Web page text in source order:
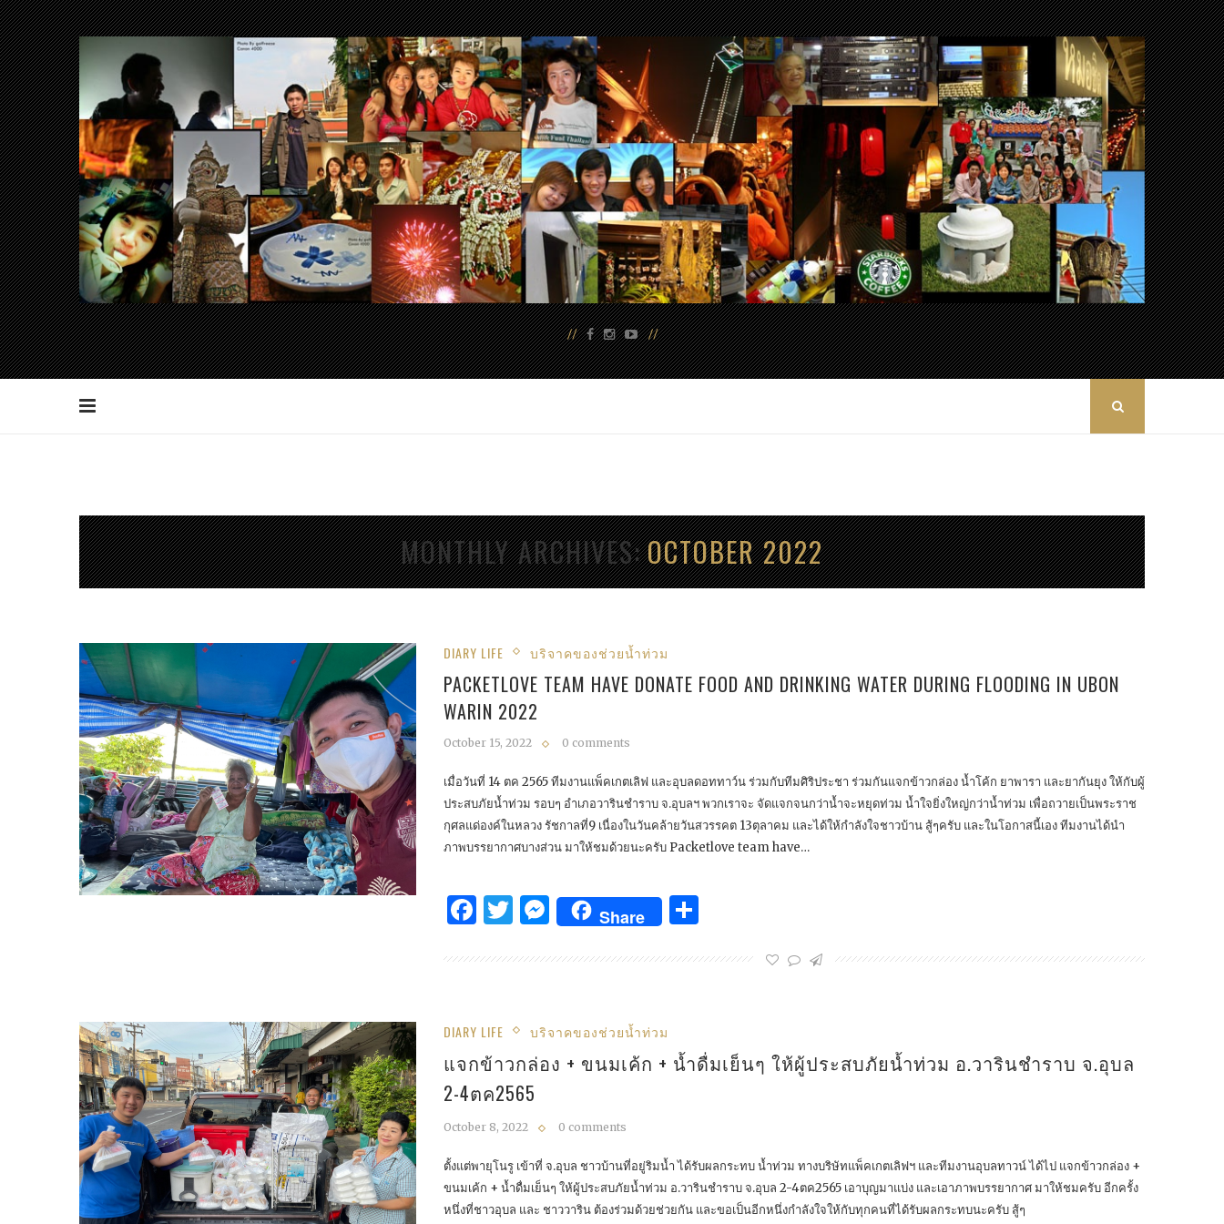
MONTHLY ARCHIVES OCTOBER 2022
DIARY LIFE บริจาคของช่วยน้ำท่วม
PACKETLOVE TEAM HAVE DONATE FOOD AND DRINKING WATER DURING FLOODING IN UBON
WARIN 2022
October 15, 2022 0 comments
เมื่อวันที่ 14 ตค 2565 ทีมงานแพ็คเกตเลิฟ และอุบลดอททาว์น ร่วมกับทีมศิริประชา ร่วมกันแจกข้าวกล่อง น้ำโค้ก ยาพารา และยากันยุง ให้กับผู้
ประสบภัยน้ำท่วม รอบๆ อำเภอวารินชำราบ จ.อุบลฯ พวกเราจะ จัดแจกจนกว่าน้ำจะหยุดท่วม น้ำใจยิ่งใหญ่กว่าน้ำท่วม เพื่อถวายเป็นพระราช
กุศลแด่องค์ในหลวง รัชกาลที่9 เนื่องในวันคล้ายวันสวรรคต 13ตุลาคม และได้ให้กำลังใจชาวบ้าน สู้ๆครับ และในโอกาสนี้เอง ทีมงานได้นำ
ภาพบรรยากาศบางส่วน มาให้ชมด้วยนะครับ Packetlove team have…
Facebook
Twitter
Messenger
Share
DIARY LIFE บริจาคของช่วยน้ำท่วม
แจกข้าวกล่อง + ขนมเค้ก + น้ำดื่มเย็นๆ ให้ผู้ประสบภัยน้ำท่วม อ.วารินชำราบ จ.อุบล
2-4ตค2565
October 8, 2022 0 comments
ตั้งแต่พายุโนรู เข้าที่ จ.อุบล ชาวบ้านที่อยู่ริมน้ำ ได้รับผลกระทบ น้ำท่วม ทางบริษัทแพ็คเกตเลิฟฯ และทีมงานอุบลทาวน์ ได้ไป แจกข้าวกล่อง +
ขนมเค้ก + น้ำดื่มเย็นๆ ให้ผู้ประสบภัยน้ำท่วม อ.วารินชำราบ จ.อุบล 2-4ตค2565 เอาบุญมาแบ่ง และเอาภาพบรรยากาศ มาให้ชมครับ อีกครั้ง
หนึ่งที่ชาวอุบล และ ชาววาริน ต้องร่วมด้วยช่วยกัน และขอเป็นอีกหนึ่งกำลังใจให้กับทุกคนที่ได้รับผลกระทบนะครับ สู้ๆ